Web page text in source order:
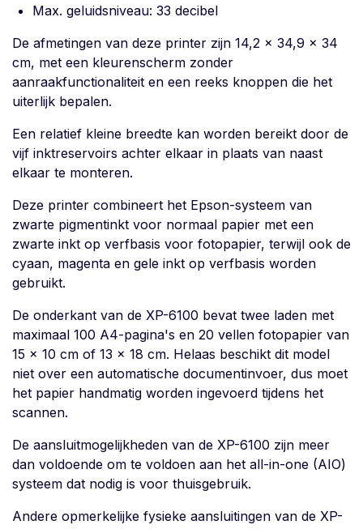
Max. geluidsniveau: 33 decibel
De afmetingen van deze printer zijn 14,2 x 34,9 x 34
cm, met een kleurenscherm zonder
aanraakfunctionaliteit en een reeks knoppen die het
uiterlijk bepalen.
Een relatief kleine breedte kan worden bereikt door de
vijf inktreservoirs achter elkaar in plaats van naast
elkaar te monteren.
Deze printer combineert het Epson-systeem van
zwarte pigmentinkt voor normaal papier met een
zwarte inkt op verfbasis voor fotopapier, terwijl ook de
cyaan, magenta en gele inkt op verfbasis worden
gebruikt.
De onderkant van de XP-6100 bevat twee laden met
maximaal 100 A4-pagina's en 20 vellen fotopapier van
15 x 10 cm of 13 x 18 cm. Helaas beschikt dit model
niet over een automatische documentinvoer, dus moet
het papier handmatig worden ingevoerd tijdens het
scannen.
De aansluitmogelijkheden van de XP-6100 zijn meer
dan voldoende om te voldoen aan het all-in-one (AIO)
systeem dat nodig is voor thuisgebruik.
Andere opmerkelijke fysieke aansluitingen van de XP-